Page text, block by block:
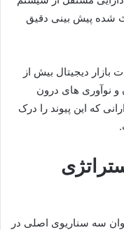
شده پیش بینی دقیق
بازار دیجیتال بیش از
و نوآوری های درون
که این پیوند را درک
سه سناریوی اصلی در